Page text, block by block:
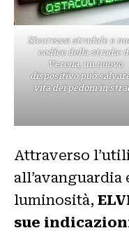
Sicurezza stradale e
codice della strada:
Verona, un nuovo
dispositivo può
vita dei pedoni in
Attraverso
all’avanguardia
luminosità,
sue